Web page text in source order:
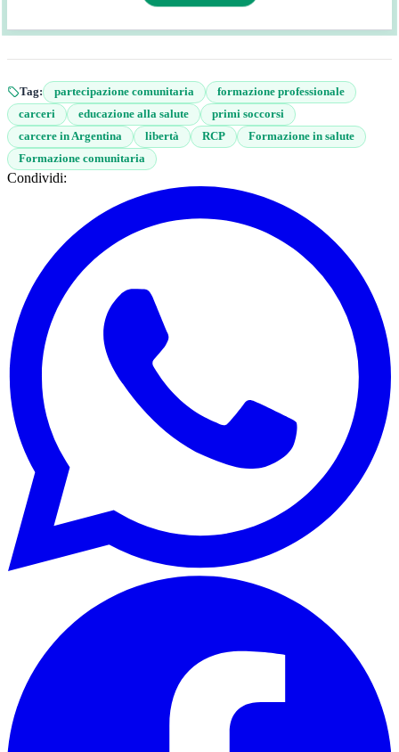
Tag: partecipazione comunitaria
formazione professionale
carceri
educazione alla salute
primi soccorsi
carcere in Argentina
libertà RCP
Formazione in salute
Formazione comunitaria
Condividi: